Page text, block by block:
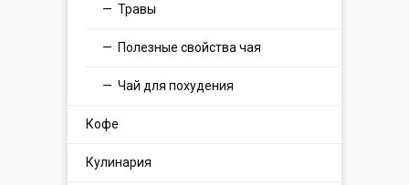
Травы
Полезные свойства чая
Чай для похудения
Кофе
Кулинария